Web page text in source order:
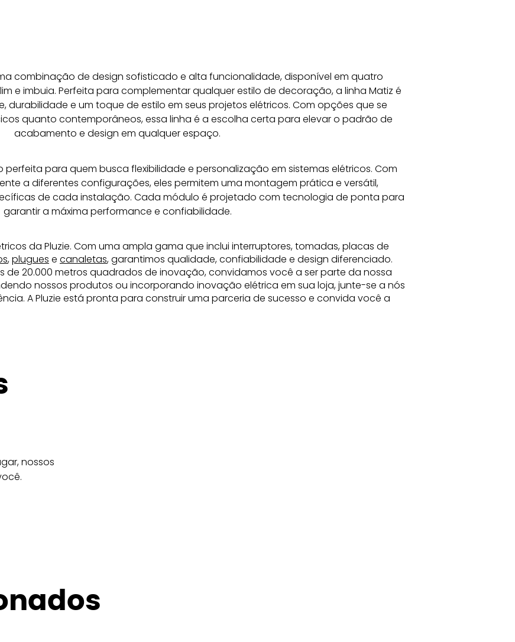
combinação de design sofisticado e alta funcionalidade, disponível em quatro
e imbuia. Perfeita para complementar qualquer estilo de decoração, a linha Matiz é
durabilidade e um toque de estilo em seus projetos elétricos. Com opções que se
quanto contemporâneos, essa linha é a escolha certa para elevar o padrão de
acabamento e design em qualquer espaço.
perfeita para quem busca flexibilidade e personalização em sistemas elétricos. Com
a diferentes configurações, eles permitem uma montagem prática e versátil,
de cada instalação. Cada módulo é projetado com tecnologia de ponta para
garantir a máxima performance e confiabilidade.
da Pluzie. Com uma ampla gama que inclui interruptores, tomadas, placas de
,plugues e canaletas, garantimos qualidade, confiabilidade e design diferenciado.
de 20.000 metros quadrados de inovação, convidamos você a ser parte da nossa
nossos produtos ou incorporando inovação elétrica em sua loja, junte-se a nós
A Pluzie está pronta para construir uma parceria de sucesso e convida você a
nossos